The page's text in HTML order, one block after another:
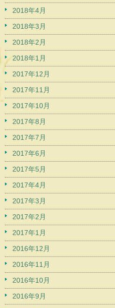
2018年4月
2018年3月
2018年2月
2018年1月
2017年12月
2017年11月
2017年10月
2017年8月
2017年7月
2017年6月
2017年5月
2017年4月
2017年3月
2017年2月
2017年1月
2016年12月
2016年11月
2016年10月
2016年9月